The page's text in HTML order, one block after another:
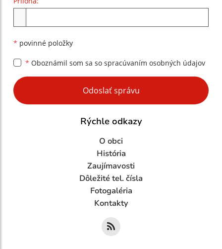
* povinné položky
* Oboznámil som sa so spracúvaním osobných údajov
Google reCaptcha Response
Odoslať správu
Rýchle odkazy
O obci
História
Zaujímavosti
Dôležité tel. čísla
Fotogaléria
Kontakty